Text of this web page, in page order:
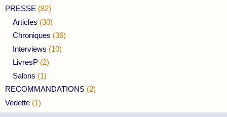
PRESSE (82)
Articles (30)
Chroniques (36)
Interviews (10)
LivresP (2)
Salons (1)
RECOMMANDATIONS (2)
Vedette (1)